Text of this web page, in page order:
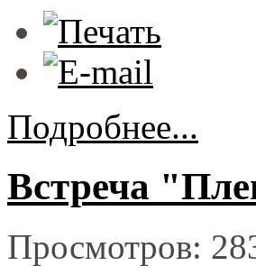
Подробнее...
Встреча
Просмотров: